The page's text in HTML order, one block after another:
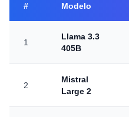
# Modelo
1
Llama 3.3
405B
2
Mistral
Large 2